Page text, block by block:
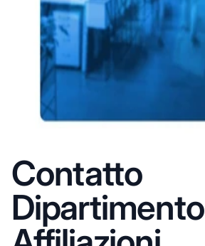
Contatto
Dipartimento